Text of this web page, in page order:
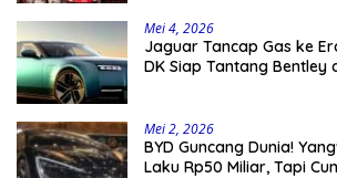
Mei 4, 2026
Jaguar Tancap Gas ke
DK Siap Tantang Bentley
Mei 2, 2026
BYD Guncang Dunia!
Laku Rp50 Miliar, Tapi